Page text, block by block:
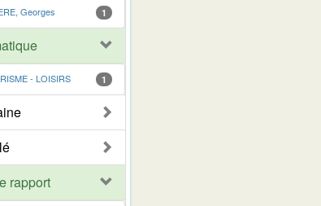
Georges 1
- LOISIRS 1
rapport